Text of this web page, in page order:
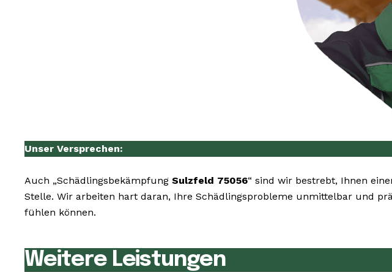
Unser Versprechen:
Auch „Schädlingsbekämpfung Sulzfeld 75056“ sind wir bestrebt, Ihnen
Stelle. Wir arbeiten hart daran, Ihre Schädlingsprobleme unmittelbar und
fühlen können.
Weitere Leistungen